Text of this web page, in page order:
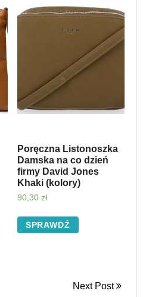
Poręczna Listonoszka
Damska na co dzień
firmy David Jones
Khaki (kolory)
90,30 zł
SPRAWDŹ
Next Post